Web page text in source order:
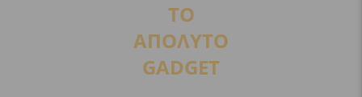
ΤΟ
ΑΠΟΛΥΤΟ
GADGET